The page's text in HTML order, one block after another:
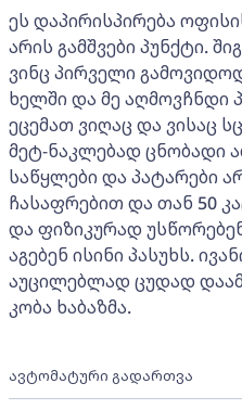
ეს დაპირისპირება
არის გამშვები პუნქტი.
ვინც პირველი
ხელში და მე აღმოვჩნდი
ეცემათ ვიღაც და ვისაც
მეტ-ნაკლებად ცნობადი
საწყლები და პატარები
ჩასაფრებით და თან 50
და ფიზიკურად
აგებენ ისინი პასუხს.
აუცილებლად ცუდად
კობა ხაბაზმა.
ავტომატური გადართვა